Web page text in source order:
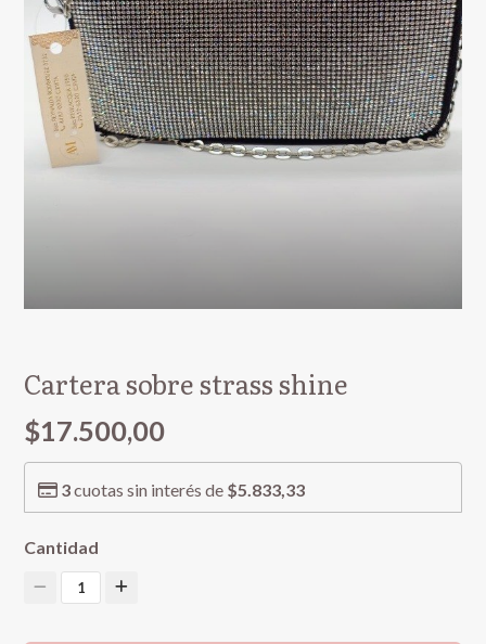
Cartera sobre strass shine
$17.500,00
3cuotas sin interés de $5.833,33
Cantidad
1